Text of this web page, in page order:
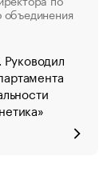
объединения